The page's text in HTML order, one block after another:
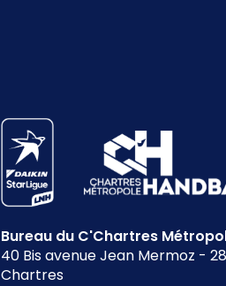
Bureau du C'Chartres
40 Bis avenue Jean Mermoz -
Chartres